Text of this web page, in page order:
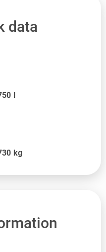
data
l
kg